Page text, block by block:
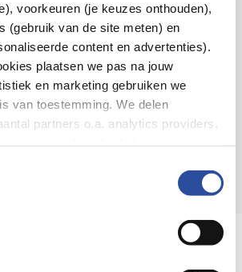
voorkeuren (je keuzes onthouden),
(gebruik van de site meten) en
content en advertenties).
plaatsen we pas na jouw
en marketing gebruiken we
van toestemming. We delen
partners o.a. analytics providers,
per categorie. Je kunt je keuze op
staat in de
Privacyverklaring
VolgDAop:
medicijnen